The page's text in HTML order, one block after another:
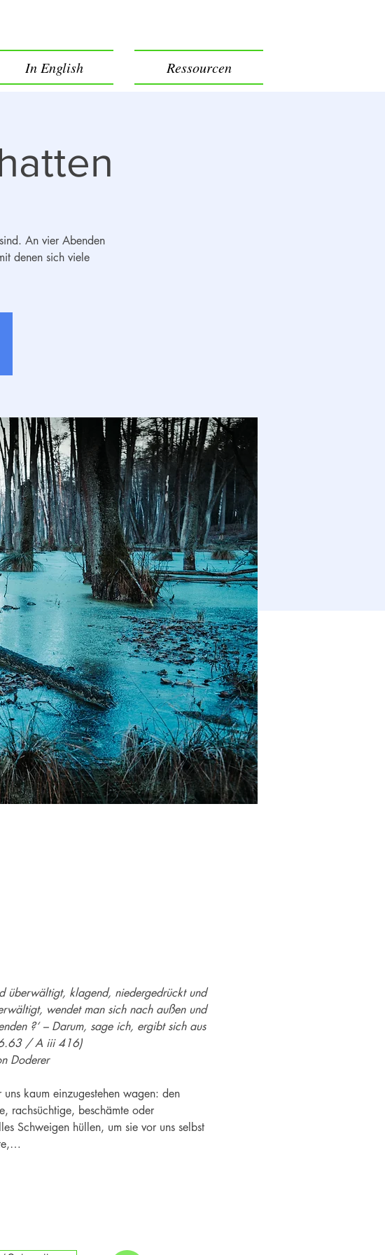
In English Ressourcen
An vier Abenden
denen sich viele
überwältigt, klagend, niedergedrückt und
wendet man sich nach außen und
?‘ – Darum, sage ich, ergibt sich aus
/ A iii 416)
Doderer
kaum einzugestehen wagen: den
rachsüchtige, beschämte oder
Schweigen hüllen, um sie vor uns selbst